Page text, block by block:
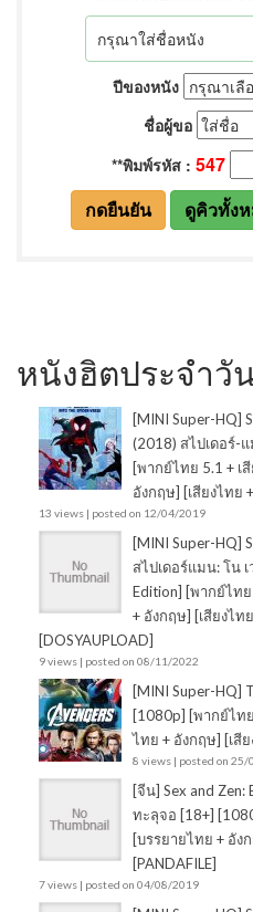
หนังฮิตประจำวั
[MINI Super-HQ]
(2018) สไปเดอร์-
[พากย์ไทย 5.1 + เ
อังกฤษ] [เสียงไทย
13 views | posted on 12/04/2019
[MINI Super-HQ]
สไปเดอร์แมน: โน
Edition] [พากย์ไทย
+ อังกฤษ] [เสียงไท
[DOSYAUPLOAD]
9 views | posted on 08/11/2022
[MINI Super-HQ]
[1080p] [พากย์ไท
ไทย + อังกฤษ] [เสี
8 views | posted on 25/
[จีน] Sex and Zen:
ทะลุจอ [18+]
[บรรยายไทย + อัง
[PANDAFILE]
7 views | posted on 04/08/2019